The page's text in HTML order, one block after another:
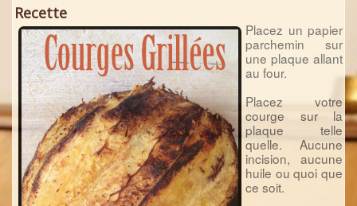
Recette
Placez un papier
parchemin sur
une plaque allant
au four.
Placez votre
courge sur la
plaque telle
quelle. Aucune
incision, aucune
huile ou quoi que
ce soit.